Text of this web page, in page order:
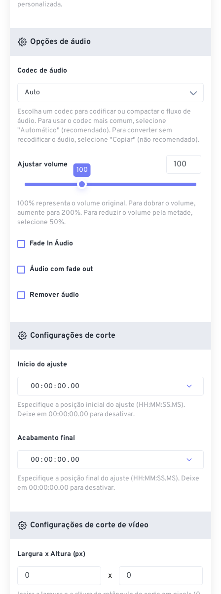
personalizada.
Opções de áudio
Codec de áudio
Auto
Escolha um codec para codificar ou compactar o fluxo de
áudio. Para usar o codec mais comum, selecione
"Automático" (recomendado). Para converter sem
recodificar o áudio, selecione "Copiar" (não recomendado).
Ajustar volume
100
100% representa o volume original. Para dobrar o volume,
aumente para 200%. Para reduzir o volume pela metade,
selecione 50%.
Fade In Áudio
Áudio com fade out
Remover áudio
Configurações de corte
Início do ajuste
00 : 00 : 00 . 00
Especifique a posição inicial do ajuste (HH:MM:SS.MS).
Deixe em 00:00:00.00 para desativar.
Acabamento final
00 : 00 : 00 . 00
Especifique a posição final do ajuste (HH:MM:SS.MS). Deixe
em 00:00:00.00 para desativar.
Configurações de corte de vídeo
Largura x Altura (px)
x